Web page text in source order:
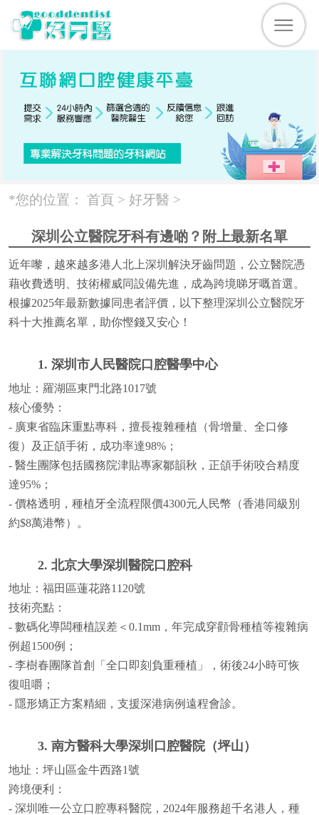
*您的位置： 首頁 > 好牙醫 >
深圳公立醫院牙科有邊啲？附上最新名單
近年嚟，越來越多港人北上深圳解決牙齒問題，公立醫院憑
藉收費透明、技術權威同設備先進，成為跨境睇牙嘅首選。
根據2025年最新數據同患者評價，以下整理深圳公立醫院牙
科十大推薦名單，助你慳錢又安心！
1. 深圳市人民醫院口腔醫學中心
地址：羅湖區東門北路1017號
核心優勢：
- 廣東省臨床重點專科，擅長複雜種植（骨增量、全口修
復）及正頜手術，成功率達98%；
- 醫生團隊包括國務院津貼專家鄒韻秋，正頜手術咬合精度
達95%；
- 價格透明，種植牙全流程限價4300元人民幣（香港同級別
約$8萬港幣）。
2. 北京大學深圳醫院口腔科
地址：福田區蓮花路1120號
技術亮點：
- 數碼化導闆種植誤差＜0.1mm，年完成穿顴骨種植等複雜病
例超1500例；
- 李樹春團隊首創「全口即刻負重種植」，術後24小時可恢
復咀嚼；
- 隱形矯正方案精細，支援深港病例遠程會診。
3. 南方醫科大學深圳口腔醫院（坪山）
地址：坪山區金牛西路1號
跨境便利：
- 深圳唯一公立口腔專科醫院，2024年服務超千名港人，種